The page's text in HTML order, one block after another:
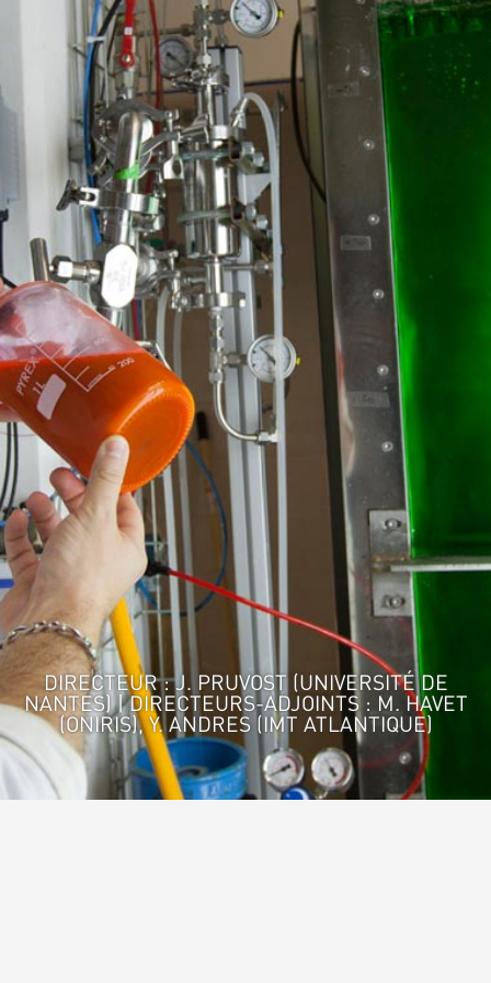
DIRECTEUR : J. PRUVOST (UNIVERSITÉ DE
NANTES) | DIRECTEURS-ADJOINTS : M. HAVET
(ONIRIS), Y. ANDRES (IMT ATLANTIQUE)
Accueil